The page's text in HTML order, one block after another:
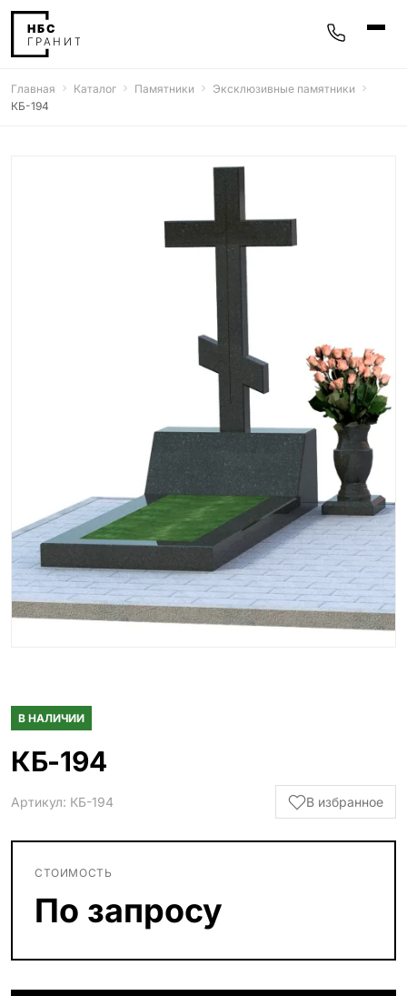
Гранитные ограды
Металлические ограды
50 моделей
Гранитные цветники
Столы и лавки
23 модели
145 моделей
Главная Каталог Памятники
Эксклюзивные памятники
КБ-194
В НАЛИЧИИ
КБ-194
Артикул: КБ-194 В избранное
СТОИМОСТЬ
По запросу